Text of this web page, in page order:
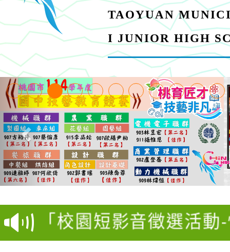
TAOYUAN
I JUNIOR HIGH
【甄選結果(第11招)】
學年度第1學期第7次代
結果(第11招)
【甄選結果(第3招)】
學年度第1學期第9次代
結果(第3招)
桃園市家庭教育中心「
程資訊」、「暑期親子
「祖孫樂淘桃」、「愛
「校園短影音徵選活動
員」簡章及活動海報，
115學年度新生訓練注